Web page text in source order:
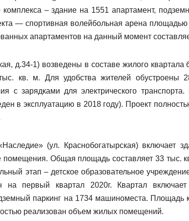
– здание на 1551 апартамент,
— спортивная волейбольная арена
апартаментов на данный момент
д.34-1) возведены в составе жилого квартала
кв. м. Для удобства жителей обустроены
с зарядками для электрического
в эксплуатацию в 2018 году). Проект
(ул. Краснобогатырская) включает
помещения. Общая площадь составляет 33 тыс.
этап – детское образовательное
на первый квартал 2020г. Квартал
паркинг на 1734 машиноместа. Площадь
реализован объем жилых помещений.